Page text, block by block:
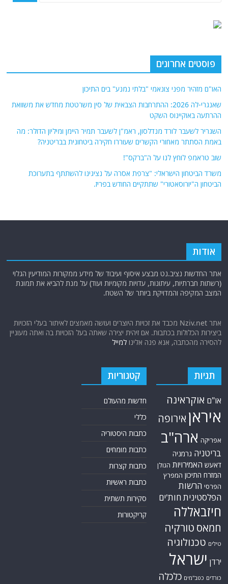
פוסטים אחרונים
האו"ם מזהיר מפני צונאמי "בלתי נמנע" בים התיכון
שאנגרי-לה 2026: ההתרחבות הצבאית של סין משרטטת מחדש את משוואת
ההרתעה באוקיינוס ​​השקט
השגריר לשעבר לורד מנדלסון, ראמ"ן לשעבר תמיר היימן ומיליון הדולר: מה
באמת הסתתר מאחורי הקשרים שעוררו חקירה ביטחונית בבריטניה?
שוב טראמפ לוחץ לנו על ה"ברקס"!
משרד הביטחון הישראלי: "צרפת אסרה על נציגינו להשתתף בתערוכת
הביטחון ה"יורוסאטורי" שתתקיים החודש בפריז.
אודות
אתר החדשות נציב.נט מבצע איסוף ועיבוד של מידע ממקורות המודיעין הגלוי
(רשתות חברתיות, עיתונות, עדויות מקומיות ועוד) על מנת להביא את תמונת
המצב המקיפה והמדויקת ביותר של השטח.
אתר Nziv.net מכבד את זכויות היוצרים ועושה מאמצים לאיתור בעלי הזכויות
ביצירות הכלולות בכתבות. אם זיהית יצירה שאתה בעל הזכויות בה ואתה מעוניין
להסירה מהכתבה, אנא פנה אלינולמייל
תגיות
או"ם אוקראינה
איראן אירופה
אפריקה ארה"ב
בריטניה גרמניה
דאעש האמירויות הגולן
המזרח התיכון המפרץ
הפרסי הרשות
הפלסטיניתחות'ים
חיזבאללה
חמאס טורקיה
טילים טכנולוגיה
ירדן ישראל
כורדים כטב"מים כלכלה
קטגוריות
חדשות מהעולם
כללי
כתבות היסטוריה
כתבות מומחים
כתבות קצרות
כתבות ראשיות
סקירות תשתית
קריקטורות